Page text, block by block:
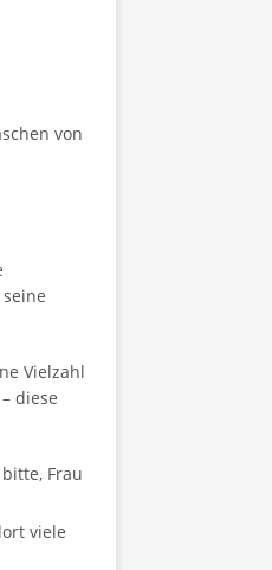
von
Vielzahl
diese
Frau
viele